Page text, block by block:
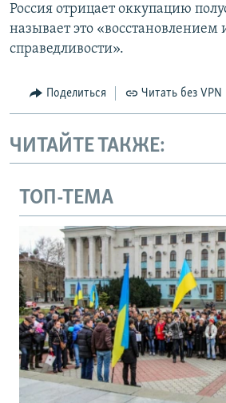
Россия отрицает оккупацию
называет это «восстановлением
справедливости».
Поделиться Читать без VPN
ЧИТАЙТЕ ТАКЖЕ:
ТОП-ТЕМА